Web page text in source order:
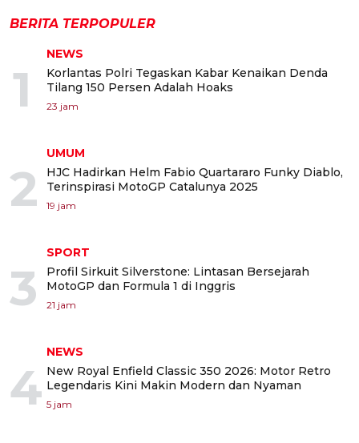
BERITA TERPOPULER
1
NEWS
Korlantas Polri Tegaskan Kabar Kenaikan Denda
Tilang 150 Persen Adalah Hoaks
23 jam
2
UMUM
HJC Hadirkan Helm Fabio Quartararo Funky Diablo,
Terinspirasi MotoGP Catalunya 2025
19 jam
3
SPORT
Profil Sirkuit Silverstone: Lintasan Bersejarah
MotoGP dan Formula 1 di Inggris
21 jam
4
NEWS
New Royal Enfield Classic 350 2026: Motor Retro
Legendaris Kini Makin Modern dan Nyaman
5 jam